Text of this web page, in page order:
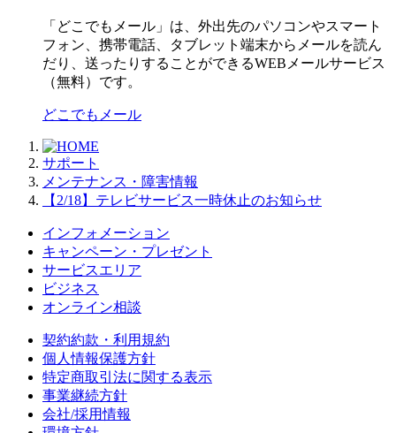
「どこでもメール」は、外出先のパソコンやスマート
フォン、携帯電話、タブレット端末からメールを読ん
だり、送ったりすることができるWEBメールサービス
（無料）です。
どこでもメール
サポート
メンテナンス・障害情報
【2/18】テレビサービス一時休止のお知らせ
インフォメーション
キャンペーン・プレゼント
サービスエリア
ビジネス
オンライン相談
契約約款・利用規約
個人情報保護方針
特定商取引法に関する表示
事業継続方針
会社/採用情報